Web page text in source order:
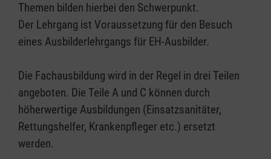
Themen bilden hierbei den Schwerpunkt.
Der Lehrgang ist Voraussetzung für den Besuch
eines Ausbilderlehrgangs für EH-Ausbilder.
Die Fachausbildung wird in der Regel in drei Teilen
angeboten. Die Teile A und C können durch
höherwertige Ausbildungen (Einsatzsanitäter,
Rettungshelfer, Krankenpfleger etc.) ersetzt
werden.